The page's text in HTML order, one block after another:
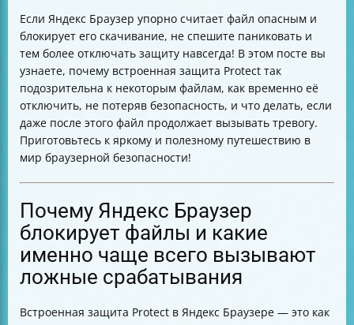
Универсальные шаги для отключения любых
расширений без удаления
Как временно приостановить защиту антивируса для
скачивания файла
Что делать, если файл всё равно помечается как
опасный
Лучшие практики безопасной загрузки файлов
Как отличить ложное срабатывание защиты от
реальной угрозы
Настройка списков доверенных сайтов и исключений
Поддержание актуальности инструкций
Роль функции «Проверять безопасность посещаемых
сайтов и загружаемых файлов»
Безопасные альтернативы загрузки файлов без
отключения защиты
Что делать, если браузер сообщает о потенциальной
Данные о файле для повышения доверия
Если Яндекс Браузер упорно считает файл опасным и
блокирует его скачивание, не спешите паниковать и
тем более отключать защиту навсегда! В этом посте вы
узнаете, почему встроенная защита Protect так
подозрительна к некоторым файлам, как временно её
отключить, не потеряв безопасность, и что делать, если
даже после этого файл продолжает вызывать тревогу.
Приготовьтесь к яркому и полезному путешествию в
мир браузерной безопасности!
Почему Яндекс Браузер
блокирует файлы и какие
именно чаще всего вызывают
ложные срабатывания
Встроенная защита Protect в Яндекс Браузере — это как